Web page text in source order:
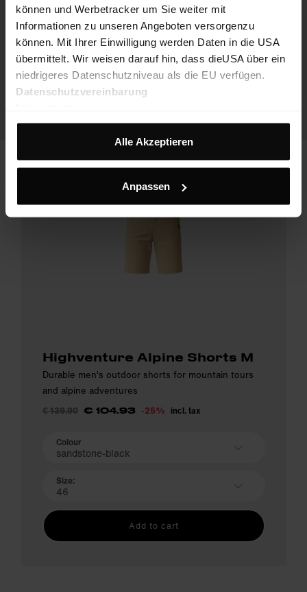
können und Werbetracker um Sie weiter mit
Informationen zu unseren Angeboten versorgenzu
können. Mit Ihrer Einwilligung werden Daten in die USA
übermittelt. Wir weisen darauf hin, dass dieUSA über ein
niedrigeres Datenschutzniveau als die EU verfügen.
Datenschutzvereinbarung
Alle Akzeptieren
Anpassen
Highventure Alpine Shorts M
Durable men's outdoor shorts for mountain tours
and alpine adventures
€ 139.90 € 104.93 -25% incl. tax
Colour
sandstone-black
Size:
46
Add to cart